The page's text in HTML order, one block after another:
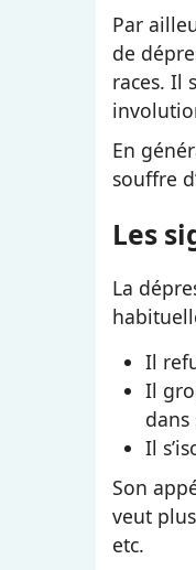
Par
de
races. Il
En
souffre
Les
La
Il
Il
dans
Il
Son
veut
etc.